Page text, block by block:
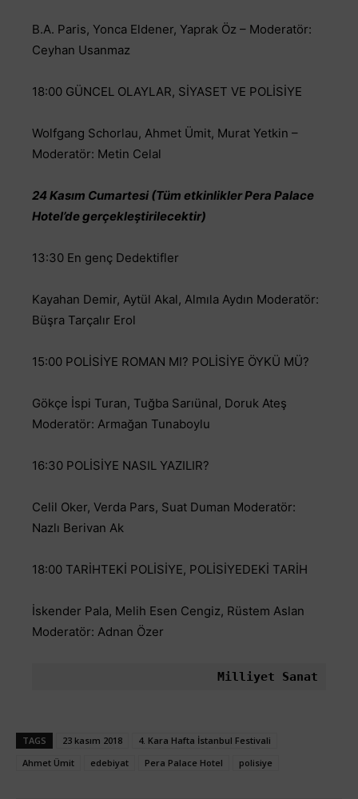
B.A. Paris, Yonca Eldener, Yaprak Öz – Moderatör:
Ceyhan Usanmaz
18:00 GÜNCEL OLAYLAR, SİYASET VE POLİSİYE
Wolfgang Schorlau, Ahmet Ümit, Murat Yetkin –
Moderatör: Metin Celal
24 Kasım Cumartesi (Tüm etkinlikler Pera Palace
Hotel’de gerçekleştirilecektir)
13:30 En genç Dedektifler
Kayahan Demir, Aytül Akal, Almıla Aydın Moderatör:
Büşra Tarçalır Erol
15:00 POLİSİYE ROMAN MI? POLİSİYE ÖYKÜ MÜ?
Gökçe İspi Turan, Tuğba Sarıünal, Doruk Ateş
Moderatör: Armağan Tunaboylu
16:30 POLİSİYE NASIL YAZILIR?
Celil Oker, Verda Pars, Suat Duman Moderatör:
Nazlı Berivan Ak
18:00 TARİHTEKİ POLİSİYE, POLİSİYEDEKİ TARİH
İskender Pala, Melih Esen Cengiz, Rüstem Aslan
Moderatör: Adnan Özer
Milliyet Sanat
TAGS 23 kasım 2018
4. Kara Hafta İstanbul Festivali
Ahmet Ümit
edebiyat Pera Palace Hotel polisiye